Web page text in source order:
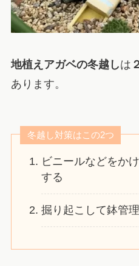
地植えアガベの冬越しは
あります。
冬越し対策はこの2つ
ビニールなどをか
する
掘り起こして鉢管